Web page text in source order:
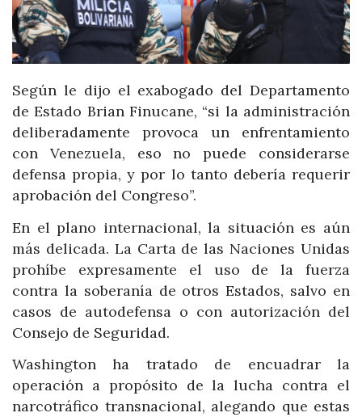
Según le dijo el exabogado del Departamento
de Estado Brian Finucane, “si la administración
deliberadamente provoca un enfrentamiento
con Venezuela, eso no puede considerarse
defensa propia, y por lo tanto debería requerir
aprobación del Congreso”.
En el plano internacional, la situación es aún
más delicada. La Carta de las Naciones Unidas
prohíbe expresamente el uso de la fuerza
contra la soberanía de otros Estados, salvo en
casos de autodefensa o con autorización del
Consejo de Seguridad.
Washington ha tratado de encuadrar la
operación a propósito de la lucha contra el
narcotráfico transnacional, alegando que estas